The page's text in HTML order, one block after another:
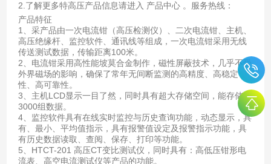
2.了解更多特高压产品信息请进入 产品中心 。服务热线：
产品特征
1、采产品由一次电流钳（高压检测仪）、二次电流钳、主机、
高压绝缘杆、监控软件、通讯线等组成，一次电流钳采用无线
传送测试数据，传输距离100米。
2、电流钳采用高性能坡莫合金制作，磁性屏蔽技术，几乎不受
外界磁场的影响，确保了常年无间断监测的高精度、高稳定
性、高可靠性。
3、主机LCD显示一目了然，同时具有超大存储空间，能存储
3000组数据。
4、监控软件具有在线实时监控与历史查询功能，动态显示，具
有、最小、平均值指示，具有报警值设定及报警指示功能，具
有历史数据读取、查阅、保存、打印等功能。
5、HTCT-201 高压CT变比测试仪，同时具有：高低压钳形电
流表、高空电流测试仪等产品的功能。